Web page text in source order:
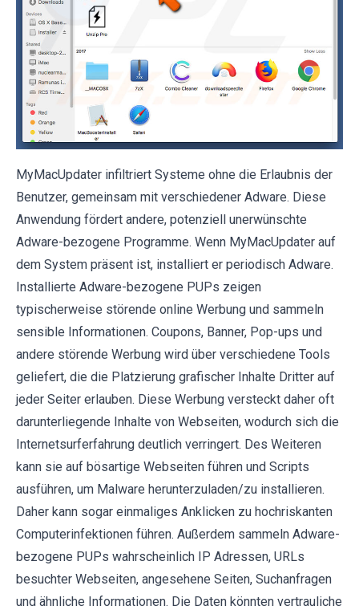
MyMacUpdater infiltriert Systeme ohne die Erlaubnis der
Benutzer, gemeinsam mit verschiedener Adware. Diese
Anwendung fördert andere, potenziell unerwünschte
Adware-bezogene Programme. Wenn MyMacUpdater auf
dem System präsent ist, installiert er periodisch Adware.
Installierte Adware-bezogene PUPs zeigen
typischerweise störende online Werbung und sammeln
sensible Informationen. Coupons, Banner, Pop-ups und
andere störende Werbung wird über verschiedene Tools
geliefert, die die Platzierung grafischer Inhalte Dritter auf
jeder Seiter erlauben. Diese Werbung versteckt daher oft
darunterliegende Inhalte von Webseiten, wodurch sich die
Internetsurferfahrung deutlich verringert. Des Weiteren
kann sie auf bösartige Webseiten führen und Scripts
ausführen, um Malware herunterzuladen/zu installieren.
Daher kann sogar einmaliges Anklicken zu hochriskanten
Computerinfektionen führen. Außerdem sammeln Adware-
bezogene PUPs wahrscheinlich IP Adressen, URLs
besuchter Webseiten, angesehene Seiten, Suchanfragen
und ähnliche Informationen. Die Daten könnten vertrauliche